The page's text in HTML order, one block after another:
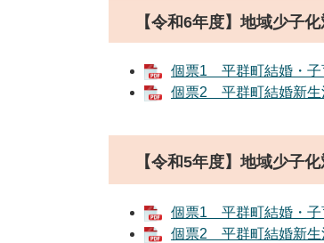
【令和6年度】​地域少子
個票1 平群町結婚・子
個票2 平群町結婚新生
【令和5年度】地域少子
個票1 平群町結婚・子
個票2 平群町結婚新生